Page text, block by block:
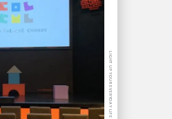
LIGHT UP YOUR EVERYDAY LIFE